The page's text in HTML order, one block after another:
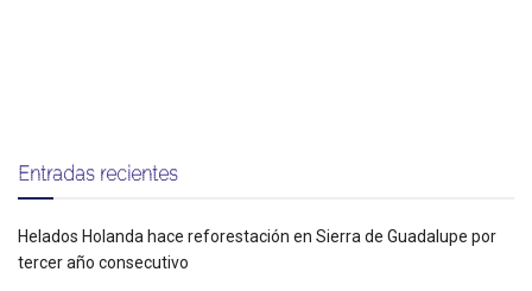
Entradas recientes
Helados Holanda hace reforestación en Sierra de Guadalupe por
tercer año consecutivo